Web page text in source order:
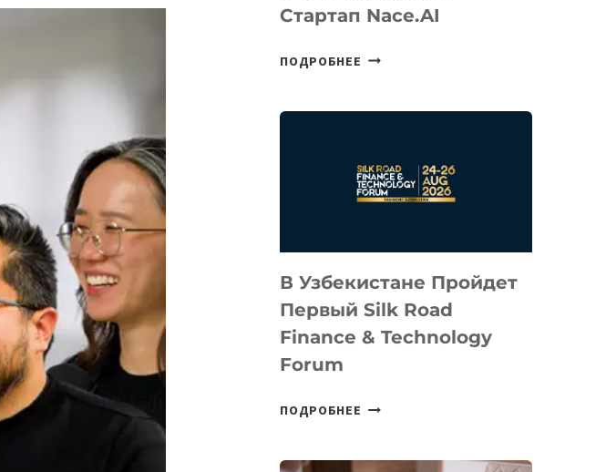
Стартап Nace.AI
ПОДРОБНЕЕ CEO
СТАРТАП
NACE.AI
В Узбекистане Пройдет
Первый Silk Road
Finance & Technology
Forum
ПОДРОБНЕЕ